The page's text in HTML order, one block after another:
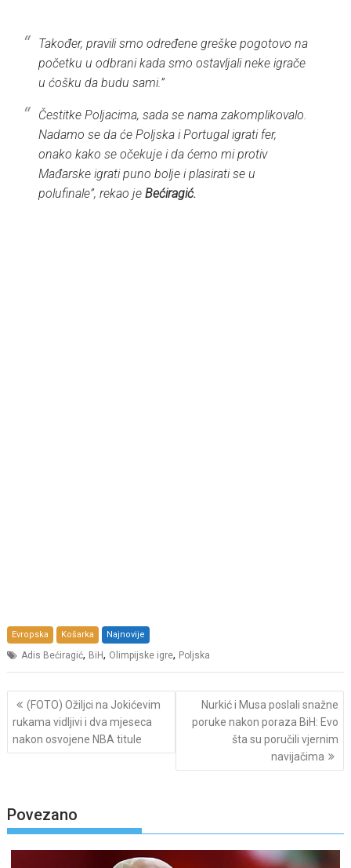
Također, pravili smo određene greške pogotovo na
početku u odbrani kada smo ostavljali neke igrače
u ćošku da budu sami.”
Čestitke Poljacima, sada se nama zakomplikovalo.
Nadamo se da će Poljska i Portugal igrati fer,
onako kako se očekuje i da ćemo mi protiv
Mađarske igrati puno bolje i plasirati se u
polufinale”, rekao jeBećiragić.
Evropska Košarka Najnovije
Adis Bećiragić, BiH, Olimpijske igre, Poljska
Post
navigation
(FOTO) Ožiljci na Jokićevim
rukama vidljivi i dva mjeseca
nakon osvojene NBA titule
Nurkić i Musa poslali snažne
poruke nakon poraza BiH: Evo
šta su poručili vjernim
navijačima
Povezano